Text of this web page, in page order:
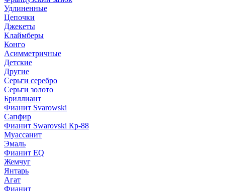
Удлиненные
Цепочки
Джекеты
Клаймберы
Конго
Асимметричные
Детские
Другие
Серьги серебро
Серьги золото
Бриллиант
Фианит Svarowski
Сапфир
Фианит Swarovski Кр-88
Муассанит
Эмаль
Фианит EQ
Жемчуг
Янтарь
Агат
Фианит